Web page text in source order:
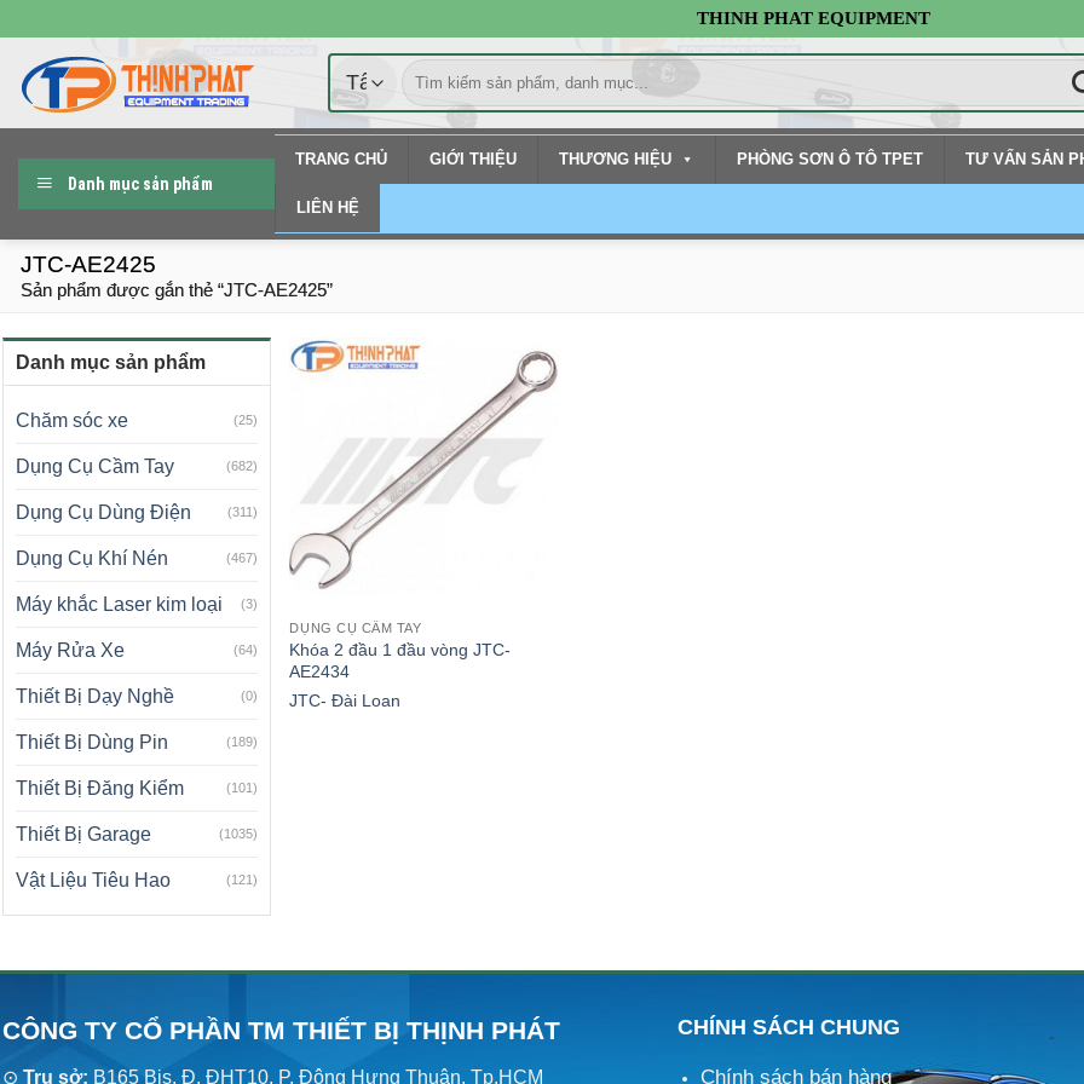
đến
nội
dung
THINH PHAT EQUIPMENT
Tìm
kiếm:
Danh mục sản phẩm
TRANG CHỦ GIỚI THIỆU THƯƠNG HIỆU PHÒNG SƠN Ô TÔ TPET TƯ VẤN SẢN
LIÊN HỆ
JTC-AE2425
Sản phẩm được gắn thẻ “JTC-AE2425”
Danh mục sản phẩm
Chăm sóc xe (25)
Dụng Cụ Cầm Tay (682)
Dụng Cụ Dùng Điện (311)
Dụng Cụ Khí Nén (467)
Máy khắc Laser kim loại (3)
Máy Rửa Xe (64)
Thiết Bị Dạy Nghề (0)
Thiết Bị Dùng Pin (189)
Thiết Bị Đăng Kiểm (101)
Thiết Bị Garage (1035)
Vật Liệu Tiêu Hao (121)
DỤNG CỤ CẦM TAY
Khóa 2 đầu 1 đầu vòng JTC-
AE2434
JTC- Đài Loan
CÔNG TY CỔ PHẦN TM THIẾT BỊ THỊNH PHÁT
⊙ Trụ sở: B165 Bis, Đ. ĐHT10, P. Đông Hưng Thuận, Tp.HCM
CHÍNH SÁCH CHUNG
Chính sách bán hàng